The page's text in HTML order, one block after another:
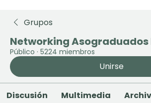
Grupos
Networking
Público · 5224 miembros
Unirse
Discusión Multimedia